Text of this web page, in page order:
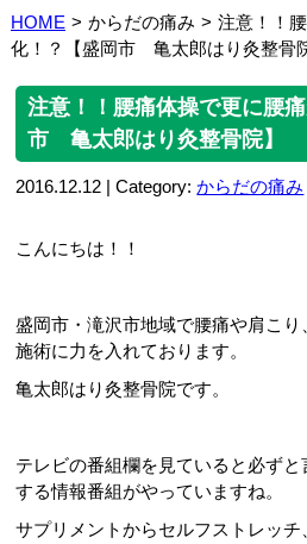
HOME > からだの痛み > 注意！！
化！？【盛岡市 亀太郎はり灸整骨
注意！！腰痛体操で更に腰
市 亀太郎はり灸整骨院】
2016.12.12 | Category:からだの痛み
こんにちは！！
盛岡市・滝沢市地域で腰痛や肩こ
施術に力を入れております。
亀太郎はり灸整骨院です。
テレビの番組欄を見ていると必ず
する情報番組がやっていますね。
サプリメントからセルフストレッ